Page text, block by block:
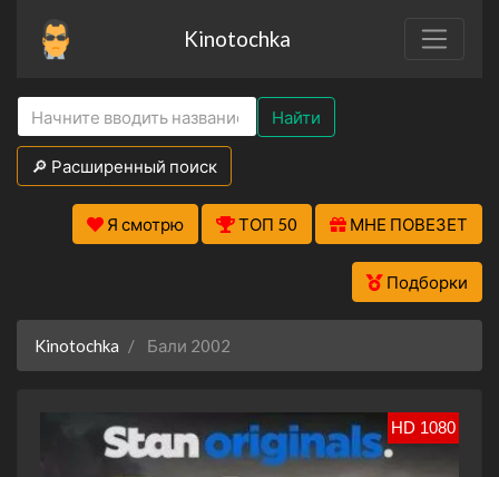
Kinotochka
Найти
🔎 Расширенный поиск
Я смотрю ТОП 50 МНЕ ПОВЕЗЕТ
Подборки
Kinotochka Бали 2002
HD 1080